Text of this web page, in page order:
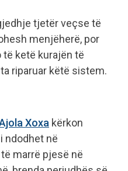
tjetër veçse të
menjëherë, por
të ketë kurajën të
riparuar këtë sistem.
Xoxa kërkon
ndodhet në
marrë pjesë në